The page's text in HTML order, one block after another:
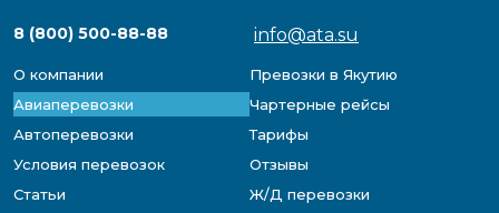
8 (800) 500-88-88 info@ata.su
О компании
Превозки в Якутию
Авиаперевозки
Чартерные рейсы
Автоперевозки
Тарифы
Условия перевозок
Отзывы
Статьи
Ж/Д перевозки